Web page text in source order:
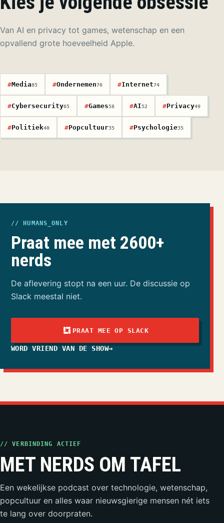
Van AI en privacy tot games, wetenschap en een
opvallend grote hoeveelheid Apple.
#Media85 #Ondernemen76 #Internet74
#Cybersecurity65 #Games58 #AI52 #Privacy49
#Politiek40 #Popcultuur35 #Psychologie35
// HUMANS_ONLY
Praat mee met 2600+
nerds
De aflevering stopt na een uur. De discussie op
Slack meestal niet.
PRAAT MEE OP SLACK
WORD VRIEND VAN DE SHOW→
// VERBINDING ACTIEF
MET NERDS OM TAFEL
Een wekelijkse podcast over technologie, wetenschap,
popcultuur en alles waar nieuwsgierige mensen nét iets
te lang over doorpraten.